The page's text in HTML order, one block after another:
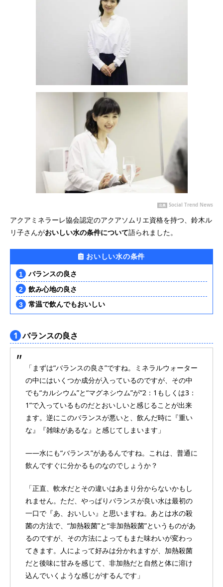
出典 Social Trend News
アクアミネラーレ協会認定のアクアソムリエ資格を持つ、鈴木ル
リ子さんがおいしい水の条件について語られました。
おいしい水の条件
バランスの良さ
飲み心地の良さ
常温で飲んでもおいしい
1 バランスの良さ
「まずは“バランスの良さ”ですね。ミネラルウォーター
の中にはいくつか成分が入っているのですが、その中
でも“カルシウム”と“マグネシウム”が“2：1もしくは3：
1”で入っているものだとおいしいと感じることが出来
ます。逆にこのバランスが悪いと、飲んだ時に『重い
な』『雑味があるな』と感じてしまいます」
――水にも“バランス”があるんですね。これは、普通に
飲んですぐに分かるものなのでしょうか？
「正直、軟水だとその違いはあまり分からないかもし
れません。ただ、やっぱりバランスが良い水は最初の
一口で『あ、おいしい』と思いますね。あとは水の殺
菌の方法で、“加熱殺菌”と“非加熱殺菌”というものがあ
るのですが、その方法によってもまた味わいが変わっ
てきます。人によって好みは分かれますが、加熱殺菌
だと後味に甘みを感じて、非加熱だと自然と体に溶け
込んでいくような感じがするんです」